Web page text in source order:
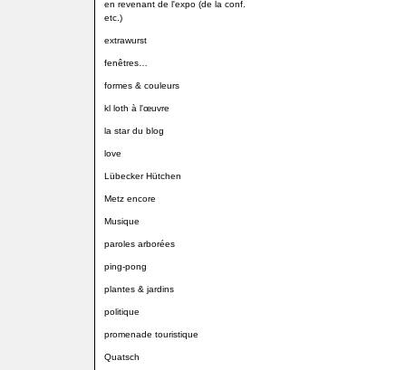
en revenant de l'expo (de la conf.
etc.)
extrawurst
fenêtres…
formes & couleurs
kl loth à l'œuvre
la star du blog
love
Lübecker Hütchen
Metz encore
Musique
paroles arborées
ping-pong
plantes & jardins
politique
promenade touristique
Quatsch